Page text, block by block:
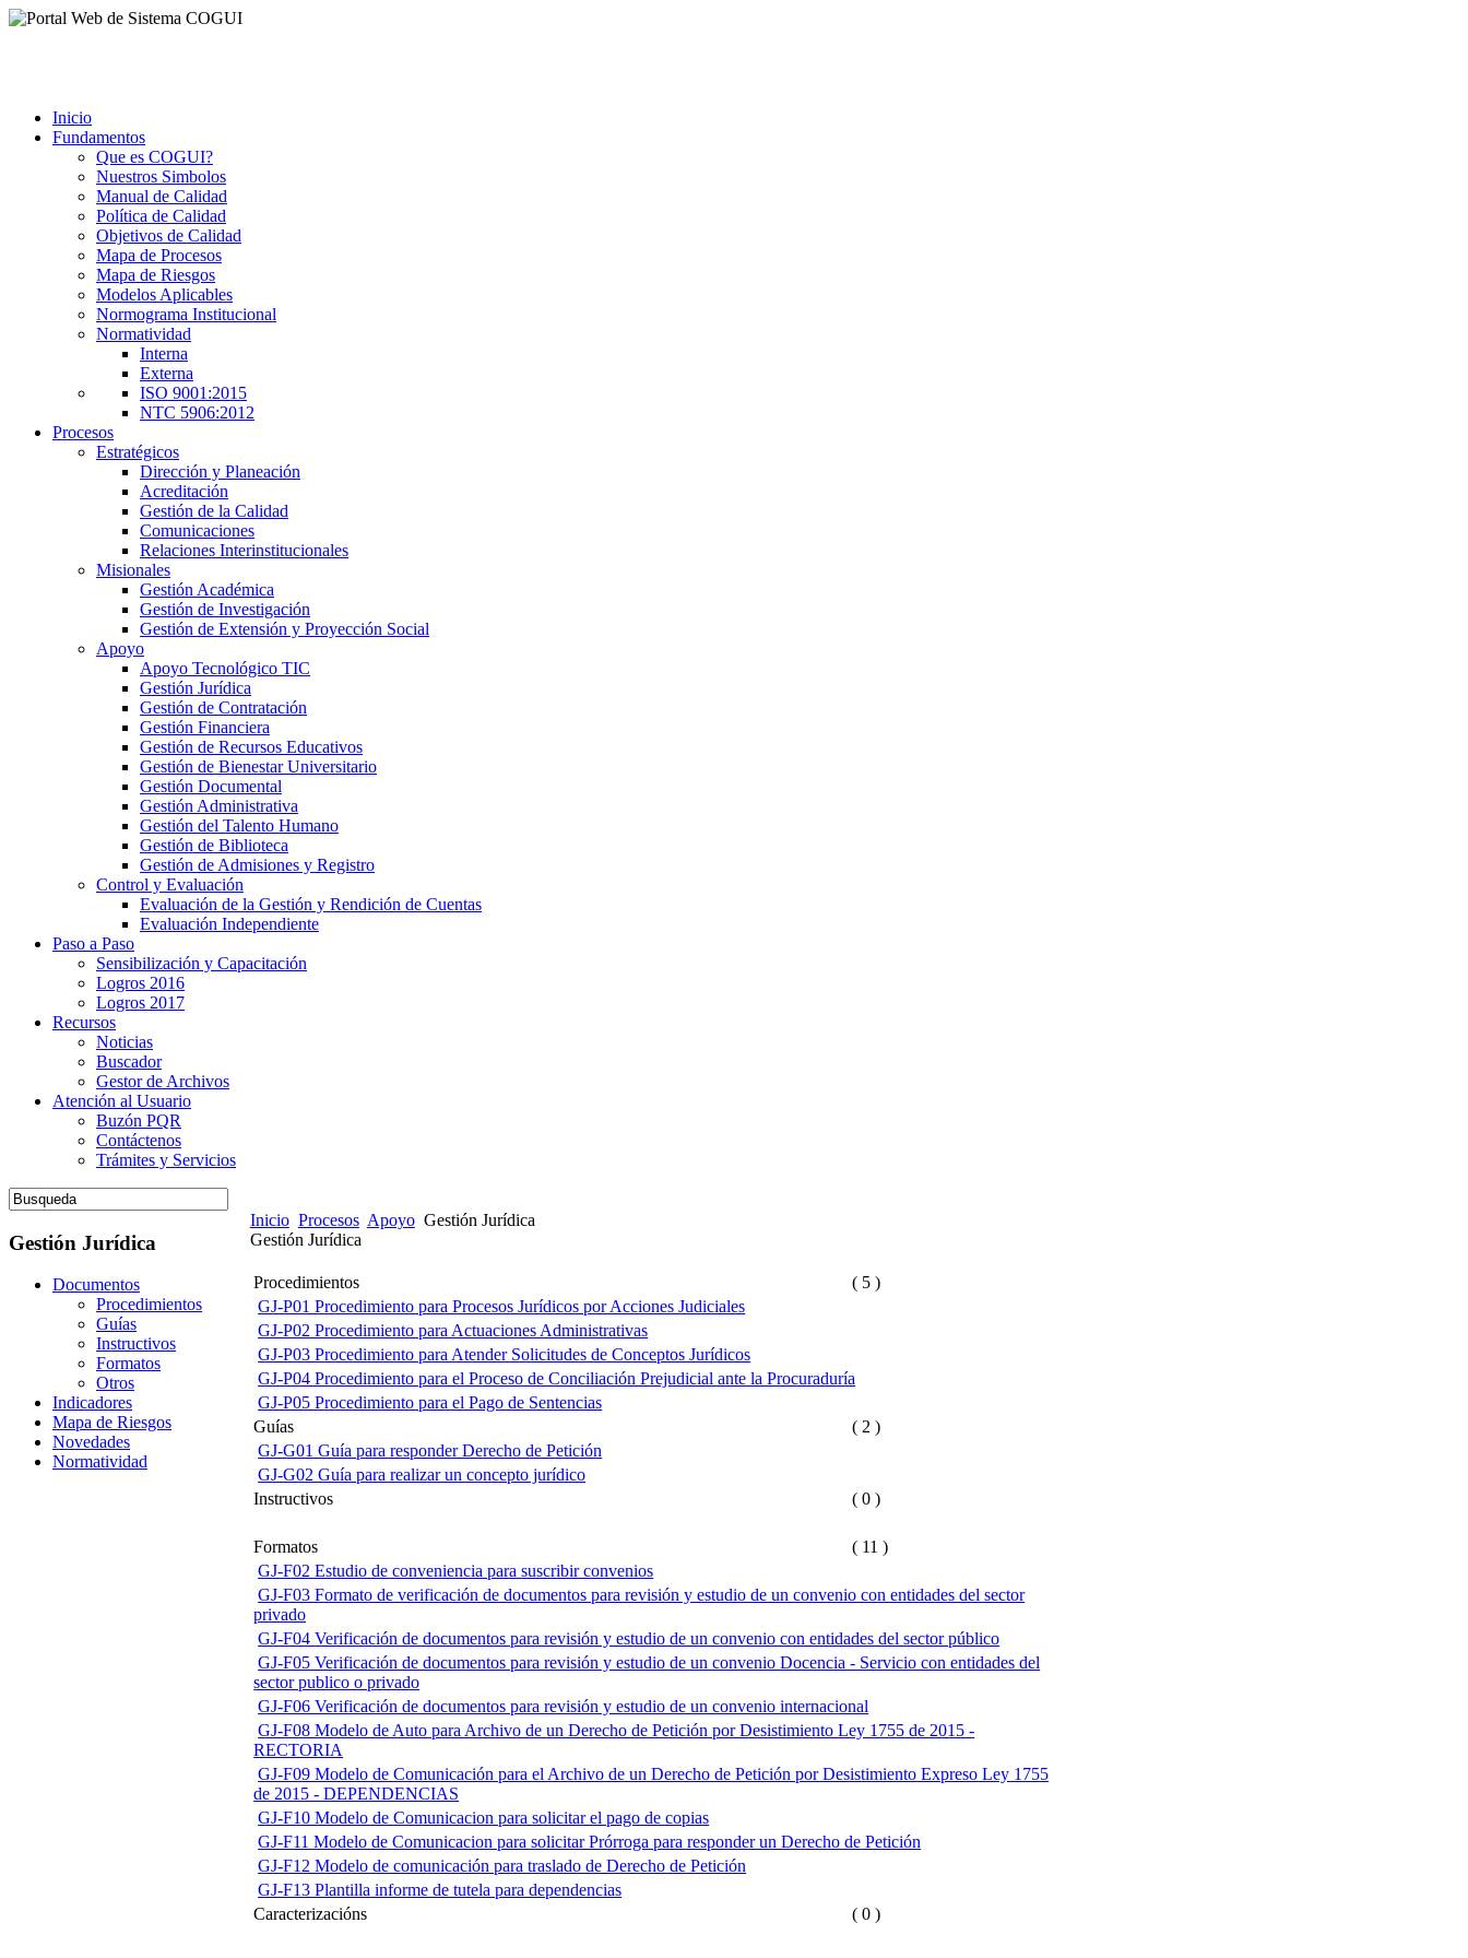
Inicio
Fundamentos
Que es COGUI?
Nuestros Simbolos
Manual de Calidad
Política de Calidad
Objetivos de Calidad
Mapa de Procesos
Mapa de Riesgos
Modelos Aplicables
Normograma Institucional
Normatividad
Interna
Externa
ISO 9001:2015
NTC 5906:2012
Procesos
Estratégicos
Dirección y Planeación
Acreditación
Gestión de la Calidad
Comunicaciones
Relaciones Interinstitucionales
Misionales
Gestión Académica
Gestión de Investigación
Gestión de Extensión y Proyección Social
Apoyo
Apoyo Tecnológico TIC
Gestión Jurídica
Gestión de Contratación
Gestión Financiera
Gestión de Recursos Educativos
Gestión de Bienestar Universitario
Gestión Documental
Gestión Administrativa
Gestión del Talento Humano
Gestión de Biblioteca
Gestión de Admisiones y Registro
Control y Evaluación
Evaluación de la Gestión y Rendición de Cuentas
Evaluación Independiente
Paso a Paso
Sensibilización y Capacitación
Logros 2016
Logros 2017
Recursos
Noticias
Buscador
Gestor de Archivos
Atención al Usuario
Buzón PQR
Contáctenos
Trámites y Servicios
Gestión Jurídica
Documentos
Procedimientos
Guías
Instructivos
Formatos
Otros
Indicadores
Mapa de Riesgos
Novedades
Normatividad
Inicio Procesos Apoyo Gestión Jurídica
Gestión Jurídica
Procedimientos
( 5 )
GJ-P01 Procedimiento para Procesos Jurídicos por Acciones Judiciales
GJ-P02 Procedimiento para Actuaciones Administrativas
GJ-P03 Procedimiento para Atender Solicitudes de Conceptos Jurídicos
GJ-P04 Procedimiento para el Proceso de Conciliación Prejudicial ante la Procuraduría
GJ-P05 Procedimiento para el Pago de Sentencias
Guías
( 2 )
GJ-G01 Guía para responder Derecho de Petición
GJ-G02 Guía para realizar un concepto jurídico
Instructivos
( 0 )
Formatos
( 11 )
GJ-F02 Estudio de conveniencia para suscribir convenios
GJ-F03 Formato de verificación de documentos para revisión y estudio de un convenio con entidades del sector
privado
GJ-F04 Verificación de documentos para revisión y estudio de un convenio con entidades del sector público
GJ-F05 Verificación de documentos para revisión y estudio de un convenio Docencia - Servicio con entidades del
sector publico o privado
GJ-F06 Verificación de documentos para revisión y estudio de un convenio internacional
GJ-F08 Modelo de Auto para Archivo de un Derecho de Petición por Desistimiento Ley 1755 de 2015 -
RECTORIA
GJ-F09 Modelo de Comunicación para el Archivo de un Derecho de Petición por Desistimiento Expreso Ley 1755
de 2015 - DEPENDENCIAS
GJ-F10 Modelo de Comunicacion para solicitar el pago de copias
GJ-F11 Modelo de Comunicacion para solicitar Prórroga para responder un Derecho de Petición
GJ-F12 Modelo de comunicación para traslado de Derecho de Petición
GJ-F13 Plantilla informe de tutela para dependencias
Caracterizacións
( 0 )